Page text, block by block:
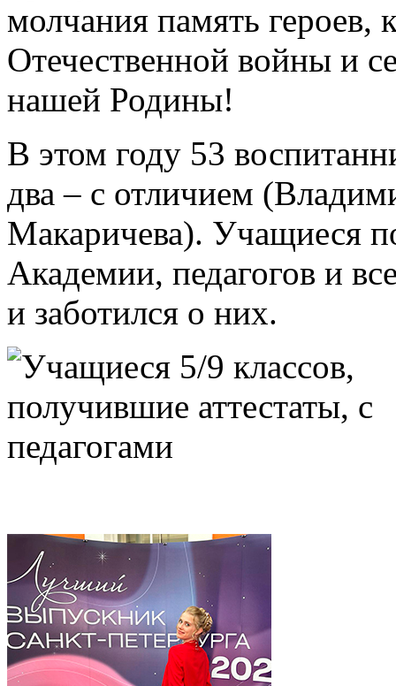
молчания память героев,
Отечественной войны и
нашей Родины!
В этом году 53
два – с отличием
Макаричева). Учащиеся
Академии, педагогов и
и заботился о них.